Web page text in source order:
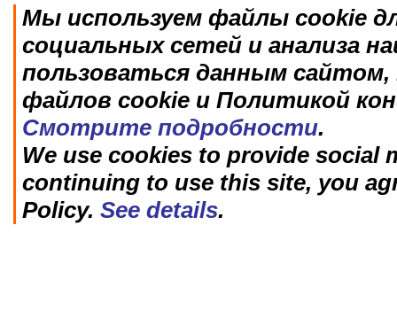
Мы используем файлы cookie
социальных сетей и анализа
пользоваться данным
файлов cookie и Политикой
Смотрите подробности.
We use cookies to provide social
continuing to use this site, you
Policy. See details.